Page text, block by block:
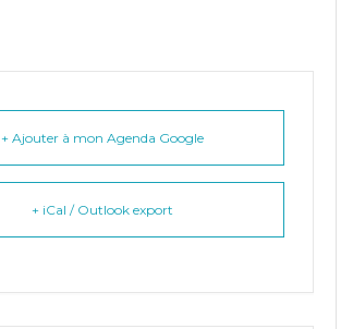
+ Ajouter à mon Agenda Google
+ iCal / Outlook export